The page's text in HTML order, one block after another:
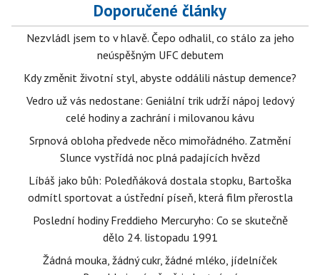
Doporučené články
Nezvládl jsem to v hlavě. Čepo odhalil, co stálo za jeho
neúspěšným UFC debutem
Kdy změnit životní styl, abyste oddálili nástup demence?
Vedro už vás nedostane: Geniální trik udrží nápoj ledový
celé hodiny a zachrání i milovanou kávu
Srpnová obloha předvede něco mimořádného. Zatmění
Slunce vystřídá noc plná padajících hvězd
Líbáš jako bůh: Poledňáková dostala stopku, Bartoška
odmítl sportovat a ústřední píseň, která film přerostla
Poslední hodiny Freddieho Mercuryho: Co se skutečně
dělo 24. listopadu 1991
Žádná mouka, žádný cukr, žádné mléko, jídelníček